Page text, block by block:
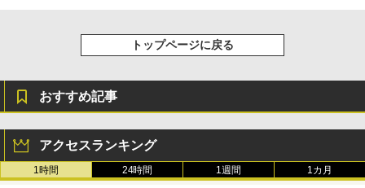
トップページに戻る
おすすめ記事
アクセスランキング
1時間 24時間 1週間 1カ月